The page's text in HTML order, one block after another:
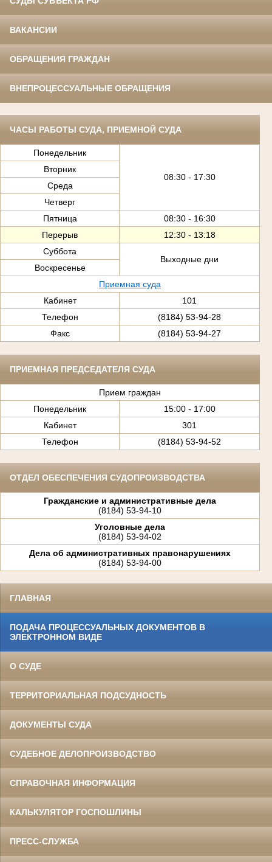
ВАКАНСИИ
ОБРАЩЕНИЯ ГРАЖДАН
ВНЕПРОЦЕССУАЛЬНЫЕ ОБРАЩЕНИЯ
ЧАСЫ РАБОТЫ СУДА, ПРИЕМНОЙ СУДА
Понедельник
08:30 - 17:30
Вторник
Среда
Четверг
Пятница
08:30 - 16:30
Перерыв
12:30 - 13:18
Суббота
Выходные дни
Воскресенье
Приемная суда
Кабинет
101
Телефон
(8184) 53-94-28
Факс
(8184) 53-94-27
ПРИЕМНАЯ ПРЕДСЕДАТЕЛЯ СУДА
Прием граждан
Понедельник
15:00 - 17:00
Кабинет
301
Телефон
(8184) 53-94-52
ОТДЕЛ ОБЕСПЕЧЕНИЯ СУДОПРОИЗВОДСТВА
Гражданские и административные дела
(8184) 53-94-10
Уголовные дела
(8184) 53-94-02
Дела об административных правонарушениях
(8184) 53-94-00
ГЛАВНАЯ
ПОДАЧА ПРОЦЕССУАЛЬНЫХ ДОКУМЕНТОВ В
ЭЛЕКТРОННОМ ВИДЕ
О СУДЕ
ТЕРРИТОРИАЛЬНАЯ ПОДСУДНОСТЬ
ДОКУМЕНТЫ СУДА
СУДЕБНОЕ ДЕЛОПРОИЗВОДСТВО
СПРАВОЧНАЯ ИНФОРМАЦИЯ
КАЛЬКУЛЯТОР ГОСПОШЛИНЫ
ПРЕСС-СЛУЖБА